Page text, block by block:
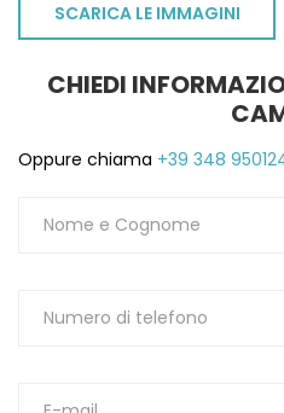
SCARICA LE IMMAGINI
CHIEDI
Oppure chiama +39 348